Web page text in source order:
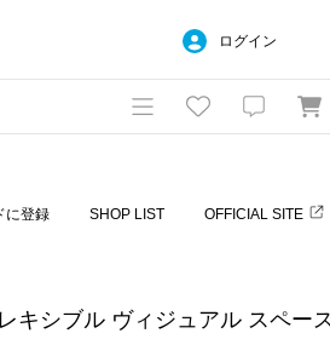
ログイン
に登録 SHOP LIST OFFICIAL SITE
キシブル ヴィジュアル スペー